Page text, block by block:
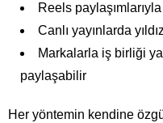
Reels
Canlı yayınlarda
Markalarla iş birliği
paylaşabilir
Her yöntemin kendine